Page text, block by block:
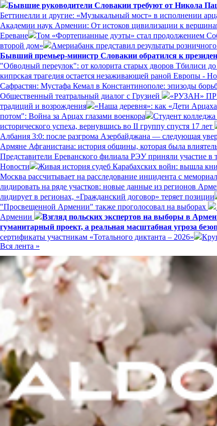
Бывшие руководители Словакии требуют от Никола
Беттинелли и другие: «Музыкальный мост» в исполнении
Академии наук Армении: От истоков цивилизации к
Ереване
Том «Фортепианные дуэты» стал продолжением
второй дом»
Америабанк представил результаты
Бывший премьер-министр Словакии обратился к
"Обводный переулок": от колорита старых дворов Тбилиси
кипрская трагедия остается незаживающей раной Европы -
Сафрастян: Мустафа Кемал в Константинополе: эпизоды
Общественный театральный диалог с Грузией
«РУЗАН»
традиций и возрождения
«Наша деревня»: как «Дети
потом": Война за Арцах глазами военкора
Студент
исторического успеха, вернувшись во II группу спустя 17 лет
Албания 3:0: после разгрома Азербайджана — следующая
Армяне Афганистана: история общины, которая была
Представители Ереванского филиала РЭУ приняли участие
Новости
Живая история судеб Карабахских войн: вышла
Москва рассчитывает на расследование инцидента с
лидировать на ряде участков: новые данные из регионов
лидирует в регионах, «Гражданский договор» теряет позиции
"Просвещенной Армении" также проголосовал на выборах
Армении
Взгляд польских экспертов на выборы в
гуманитарный проект, а реальная масштабная угроза
сертификаты участникам «Тотального диктанта – 2026»
Вся лента »